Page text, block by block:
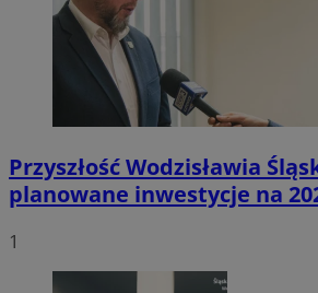
Przyszłość Wodzisławia
planowane inwestycje na
1